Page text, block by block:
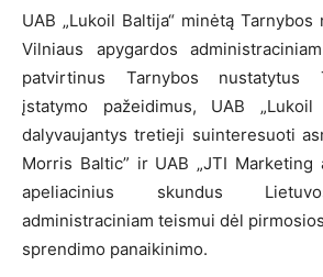
UAB „Lukoil Baltija“ minėtą Tarnybos
Vilniaus apygardos
patvirtinus Tarnybos nustatytus
įstatymo pažeidimus, UAB
dalyvaujantys tretieji suinteresuoti
Morris Baltic” ir UAB „JTI Marketing
apeliacinius skundus
administraciniam teismui dėl
sprendimo panaikinimo.